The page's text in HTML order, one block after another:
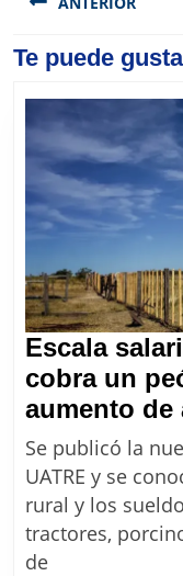
Previous
Te puede
Escala
cobra un
aumento de
Se publicó la
UATRE y se
rural y los
tractores,
de